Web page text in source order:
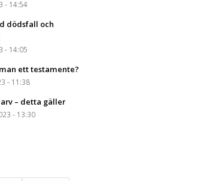
- 14:54
dödsfall och
- 14:05
ett testamente?
- 11:38
– detta gäller
- 13:30